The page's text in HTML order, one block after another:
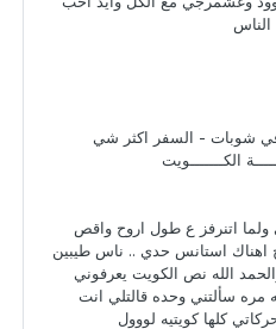
الناس
شوبات - السفر اكثر شي
الكـــــــويت
اتنرفز ع طول اروح واقص
اهناك استانس حدي .. ناس طيبين
الله نص الكويت يعرفوني
مره سألتني وحده قالتلي انت
كلها كويتيه لووول